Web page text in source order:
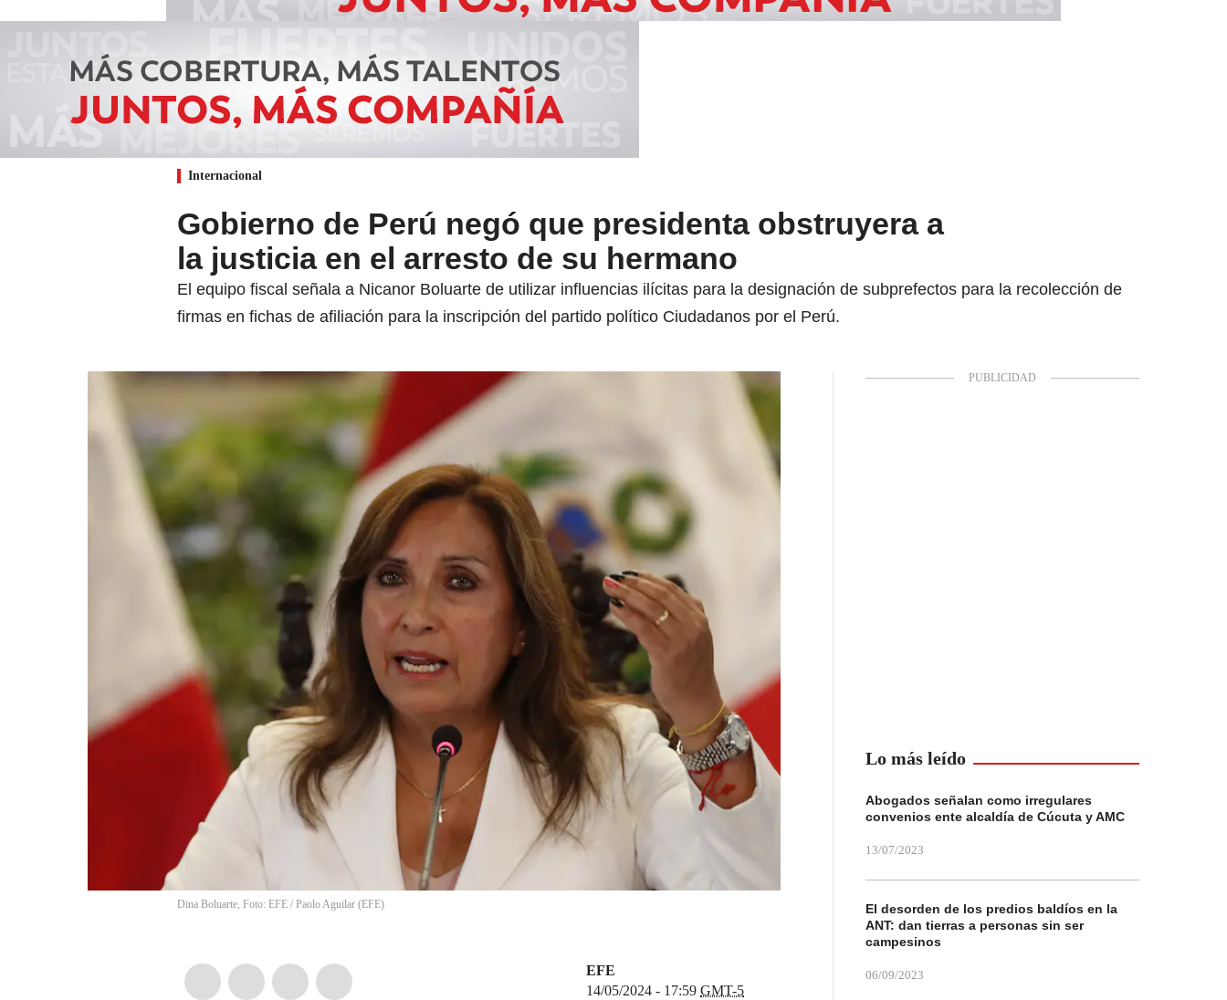
Internacional
Gobierno de Perú negó que presidenta obstruyera a
la justicia en el arresto de su hermano
El equipo fiscal señala a Nicanor Boluarte de utilizar influencias ilícitas para la designación de subprefectos para la recolección de
firmas en fichas de afiliación para la inscripción del partido político Ciudadanos por el Perú.
Dina Boluarte, Foto: EFE / Paolo Aguilar (EFE)
EFE
14/05/2024 - 17:59 GMT-5
Lo más leído
Abogados señalan como irregulares
convenios ente alcaldía de Cúcuta y AMC
13/07/2023
El desorden de los predios baldíos en la
ANT: dan tierras a personas sin ser
campesinos
06/09/2023